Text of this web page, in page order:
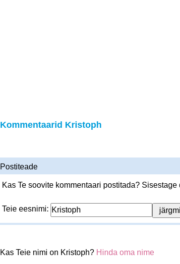
Kommentaarid Kristoph
Postiteade
Kas Te soovite kommentaari postitada?
Teie eesnimi:
Kas Teie nimi on Kristoph? Hinda oma nime